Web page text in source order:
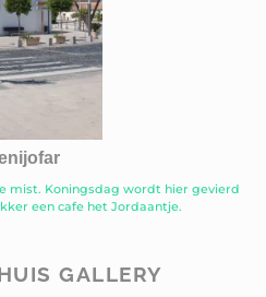
mist. Koningsdag wordt hier gevierd
een cafe het Jordaantje.
GALLERY